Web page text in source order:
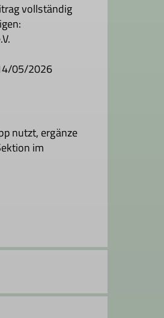
vollständig
05/2026
nutzt, ergänze
im